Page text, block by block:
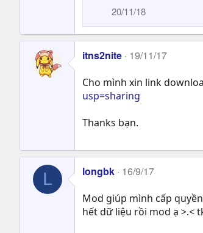
20/11/18
itns2nite 19/11/17
Cho mình xin link
usp=sharing
Thanks bạn.
L longbk 16/9/17
Mod giúp mình cấp
hết dữ liệu rồi mod ạ >.<